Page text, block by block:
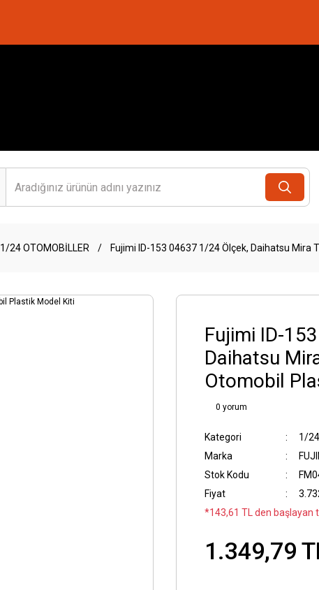
1/24 OTOMOBİLLER Fujimi ID-153 04637 1/24 Ölçek, Daihatsu
Fujimi ID-
Daihatsu
Otomobil
0 yorum
Kategori
1/
Marka
Stok Kodu
Fiyat
*143,61 TL den başlayan
1.349,79